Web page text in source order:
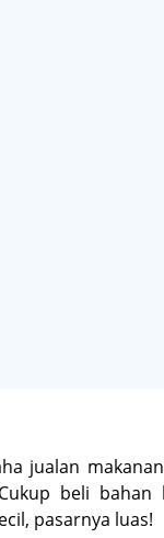
jualan
beli bahan
pasarnya luas!